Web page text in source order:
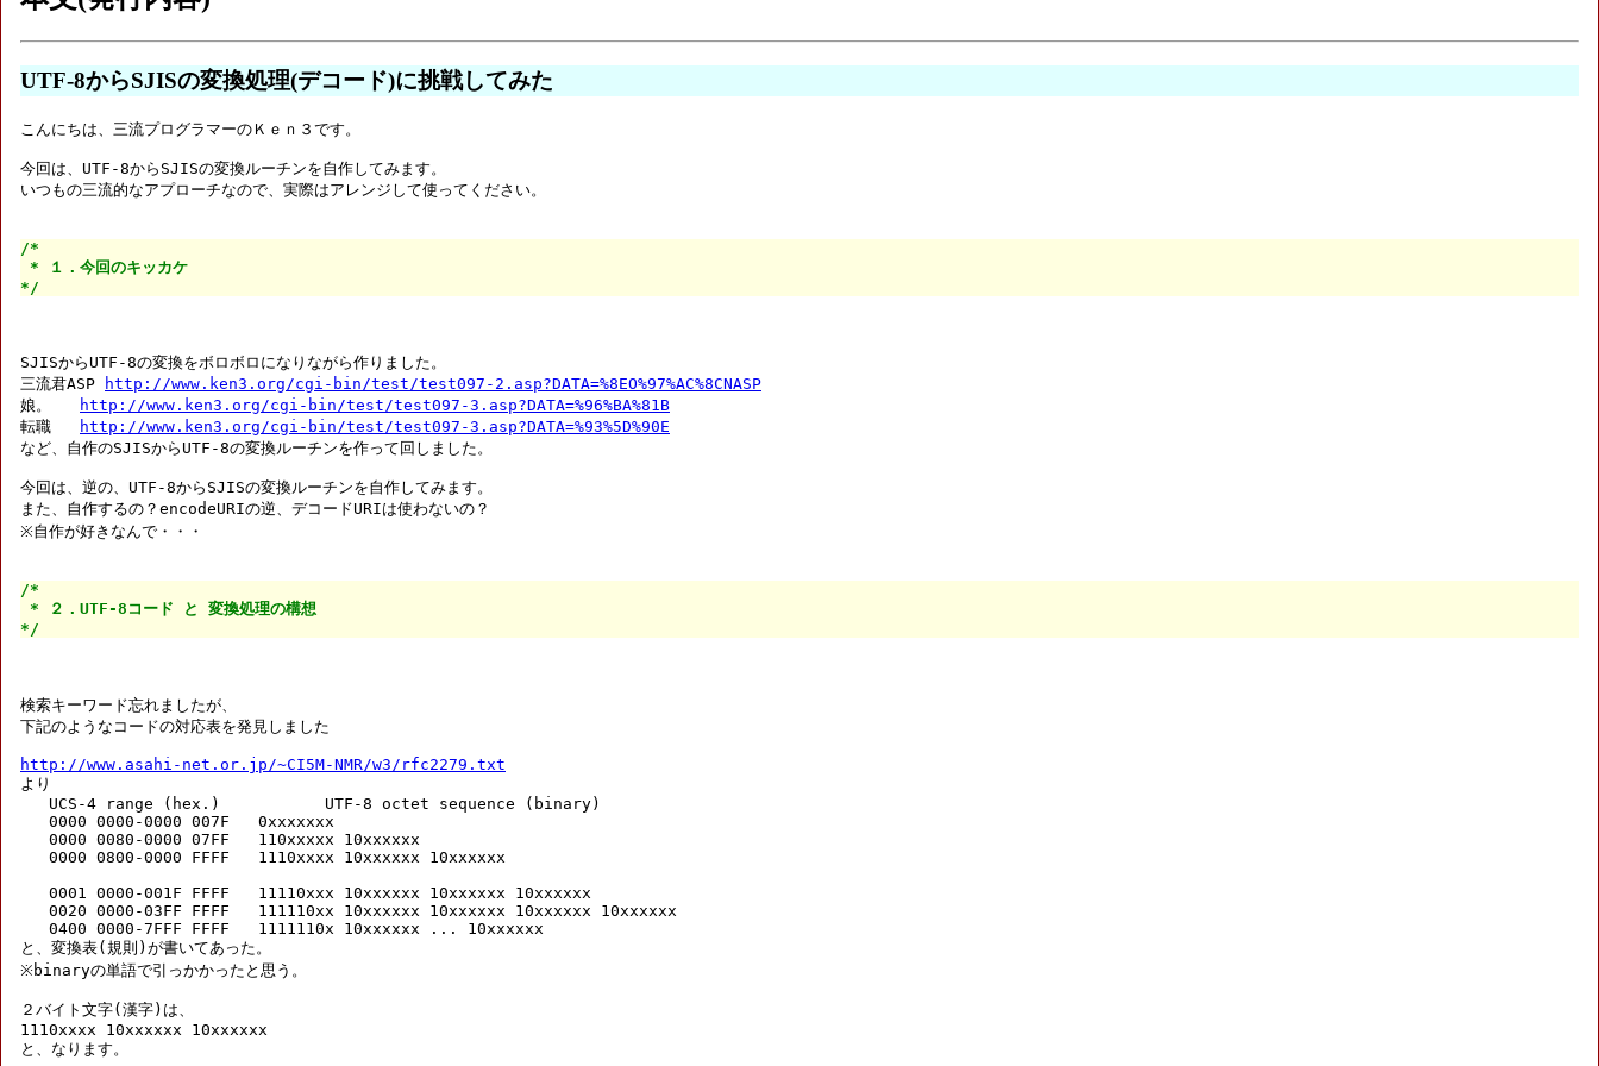
UTF-8からSJISの変換処理(デコード)に挑戦してみた
こんにちは、三流プログラマーのＫｅｎ３です。
今回は、UTF-8からSJISの変換ルーチンを自作してみます。
いつもの三流的なアプローチなので、実際はアレンジして使ってください。
/*
* １．今回のキッカケ
*/
SJISからUTF-8の変換をボロボロになりながら作りました。
三流君ASP
http://www.ken3.org/cgi-bin/test/test097-2.asp?DATA=%8EO%97%AC%8CNASP
娘。
http://www.ken3.org/cgi-bin/test/test097-3.asp?DATA=%96%BA%81B
転職
http://www.ken3.org/cgi-bin/test/test097-3.asp?DATA=%93%5D%90E
など、自作のSJISからUTF-8の変換ルーチンを作って回しました。
今回は、逆の、UTF-8からSJISの変換ルーチンを自作してみます。
また、自作するの？encodeURIの逆、デコードURIは使わないの？
※自作が好きなんで・・・
/*
* ２．UTF-8コード と 変換処理の構想
*/
検索キーワード忘れましたが、
下記のようなコードの対応表を発見しました
http://www.asahi-net.or.jp/~CI5M-NMR/w3/rfc2279.txt
より
   UCS-4 range (hex.)           UTF-8 octet sequence (binary)
   0000 0000-0000 007F   0xxxxxxx
   0000 0080-0000 07FF   110xxxxx 10xxxxxx
   0000 0800-0000 FFFF   1110xxxx 10xxxxxx 10xxxxxx
   0001 0000-001F FFFF   11110xxx 10xxxxxx 10xxxxxx 10xxxxxx
   0020 0000-03FF FFFF   111110xx 10xxxxxx 10xxxxxx 10xxxxxx 10xxxxxx
   0400 0000-7FFF FFFF   1111110x 10xxxxxx ... 10xxxxxx
と、変換表(規則)が書いてあった。
※binaryの単語で引っかかったと思う。
２バイト文字(漢字)は、
1110xxxx 10xxxxxx 10xxxxxx
と、なります。